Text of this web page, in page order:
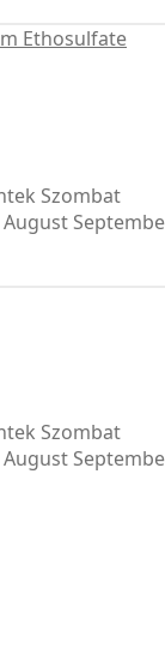
Szombat
August
Szombat
August